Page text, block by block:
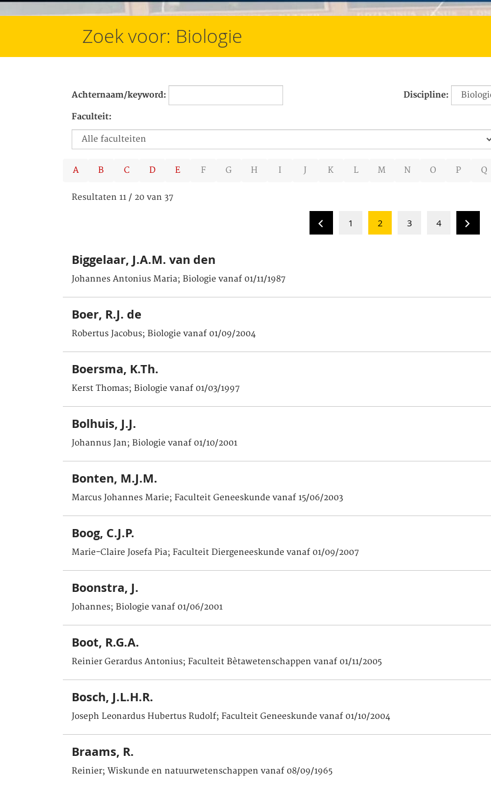
Zoek voor: Biologie
Achternaam/keyword: Discipline:
Faculteit:
A B C D E F G H I J K L M N O P Q
Resultaten 11 / 20 van 37
1 2 3 4
Biggelaar, J.A.M. van den
Johannes Antonius Maria; Biologie vanaf 01/11/1987
Boer, R.J. de
Robertus Jacobus; Biologie vanaf 01/09/2004
Boersma, K.Th.
Kerst Thomas; Biologie vanaf 01/03/1997
Bolhuis, J.J.
Johannus Jan; Biologie vanaf 01/10/2001
Bonten, M.J.M.
Marcus Johannes Marie; Faculteit Geneeskunde vanaf 15/06/2003
Boog, C.J.P.
Marie-Claire Josefa Pia; Faculteit Diergeneeskunde vanaf 01/09/2007
Boonstra, J.
Johannes; Biologie vanaf 01/06/2001
Boot, R.G.A.
Reinier Gerardus Antonius; Faculteit Bètawetenschappen vanaf 01/11/2005
Bosch, J.L.H.R.
Joseph Leonardus Hubertus Rudolf; Faculteit Geneeskunde vanaf 01/10/2004
Braams, R.
Reinier; Wiskunde en natuurwetenschappen vanaf 08/09/1965